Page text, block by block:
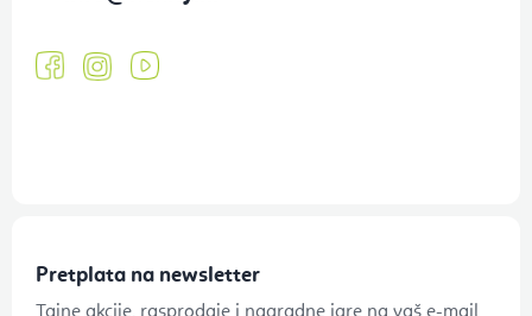
Pretplata na newsletter